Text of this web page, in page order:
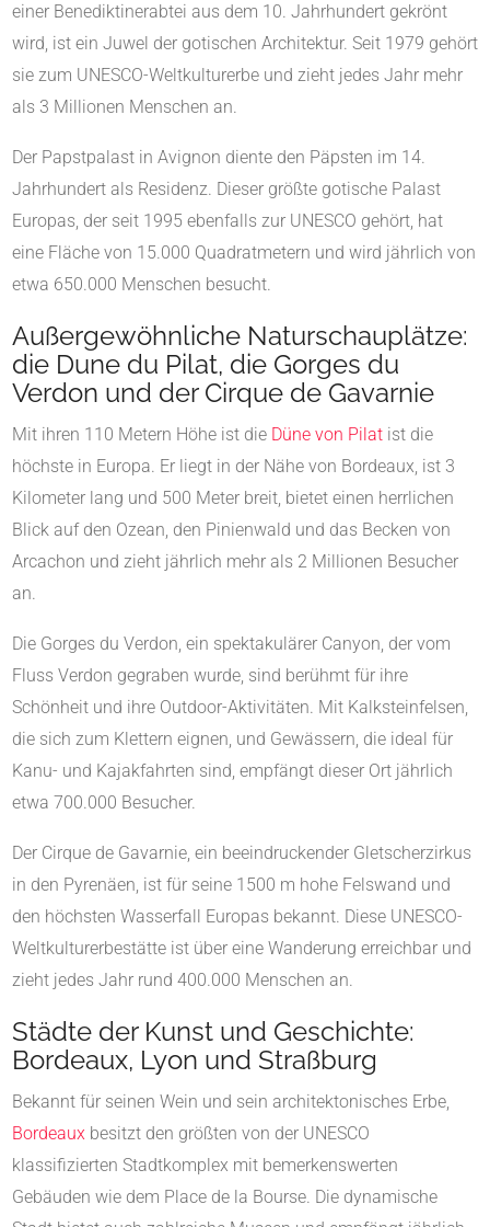
einer Benediktinerabtei aus dem 10. Jahrhundert gekrönt
wird, ist ein Juwel der gotischen Architektur. Seit 1979 gehört
sie zum UNESCO-Weltkulturerbe und zieht jedes Jahr mehr
als 3 Millionen Menschen an.
Der Papstpalast in Avignon diente den Päpsten im 14.
Jahrhundert als Residenz. Dieser größte gotische Palast
Europas, der seit 1995 ebenfalls zur UNESCO gehört, hat
eine Fläche von 15.000 Quadratmetern und wird jährlich von
etwa 650.000 Menschen besucht.
Außergewöhnliche Naturschauplätze:
die Dune du Pilat, die Gorges du
Verdon und der Cirque de Gavarnie
Mit ihren 110 Metern Höhe ist die Düne von Pilat ist die
höchste in Europa. Er liegt in der Nähe von Bordeaux, ist 3
Kilometer lang und 500 Meter breit, bietet einen herrlichen
Blick auf den Ozean, den Pinienwald und das Becken von
Arcachon und zieht jährlich mehr als 2 Millionen Besucher
an.
Die Gorges du Verdon, ein spektakulärer Canyon, der vom
Fluss Verdon gegraben wurde, sind berühmt für ihre
Schönheit und ihre Outdoor-Aktivitäten. Mit Kalksteinfelsen,
die sich zum Klettern eignen, und Gewässern, die ideal für
Kanu- und Kajakfahrten sind, empfängt dieser Ort jährlich
etwa 700.000 Besucher.
Der Cirque de Gavarnie, ein beeindruckender Gletscherzirkus
in den Pyrenäen, ist für seine 1500 m hohe Felswand und
den höchsten Wasserfall Europas bekannt. Diese UNESCO-
Weltkulturerbestätte ist über eine Wanderung erreichbar und
zieht jedes Jahr rund 400.000 Menschen an.
Städte der Kunst und Geschichte:
Bordeaux, Lyon und Straßburg
Bekannt für seinen Wein und sein architektonisches Erbe,
Bordeaux besitzt den größten von der UNESCO
klassifizierten Stadtkomplex mit bemerkenswerten
Gebäuden wie dem Place de la Bourse. Die dynamische